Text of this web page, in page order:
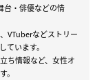
台・俳優などの情
VTuberなどストリー
います。
ち情報など、女性オ
。